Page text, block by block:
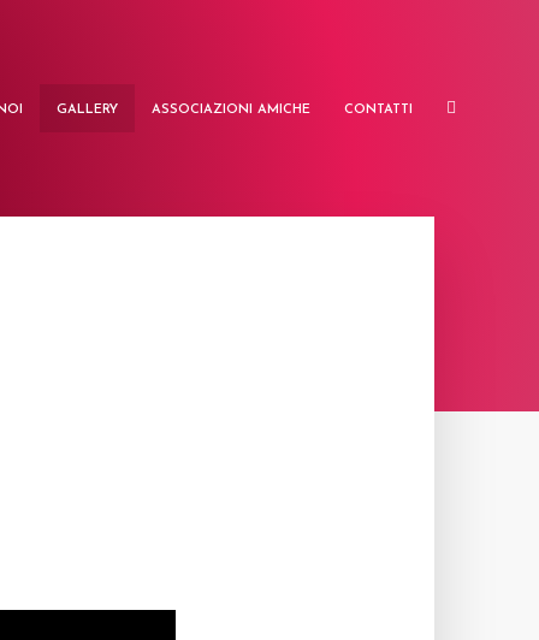
GALLERY ASSOCIAZIONI AMICHE CONTATTI